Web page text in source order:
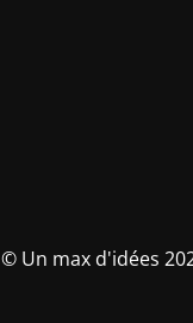
© Un max d'idées